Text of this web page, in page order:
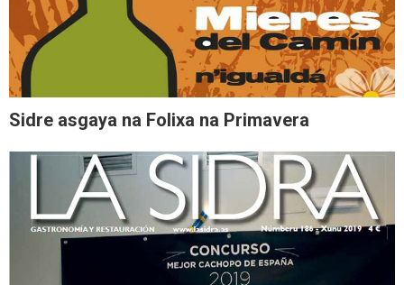
Sidre asgaya na Folixa na Primavera